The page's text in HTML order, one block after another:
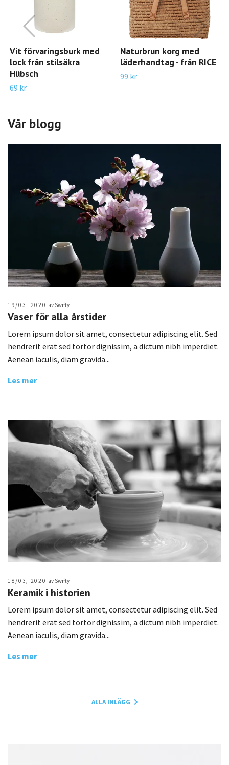
Vit förvaringsburk med
lock från stilsäkra
Hübsch
69 kr
Naturbrun korg med
läderhandtag - från RICE
99 kr
Vår blogg
19/03, 2020 av Swifty
Vaser för alla årstider
Lorem ipsum dolor sit amet, consectetur adipiscing elit. Sed
hendrerit erat sed tortor dignissim, a dictum nibh imperdiet.
Aenean iaculis, diam gravida...
Les mer
18/03, 2020 av Swifty
Keramik i historien
Lorem ipsum dolor sit amet, consectetur adipiscing elit. Sed
hendrerit erat sed tortor dignissim, a dictum nibh imperdiet.
Aenean iaculis, diam gravida...
Les mer
ALLA INLÄGG